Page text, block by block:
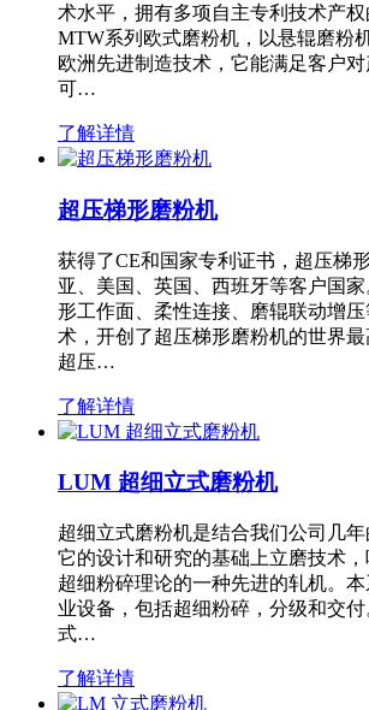
术水平，拥有多项自主专利技术产
MTW系列欧式磨粉机，以悬辊磨粉
欧洲先进制造技术，它能满足客户
可…
了解详情
超压梯形磨粉机
获得了CE和国家专利证书，超压梯
亚、美国、英国、西班牙等客户国
形工作面、柔性连接、磨辊联动增
术，开创了超压梯形磨粉机的世界
超压…
了解详情
LUM 超细立式磨粉机
超细立式磨粉机是结合我们公司几年
它的设计和研究的基础上立磨技术
超细粉碎理论的一种先进的轧机。
业设备，包括超细粉碎，分级和交
式…
了解详情